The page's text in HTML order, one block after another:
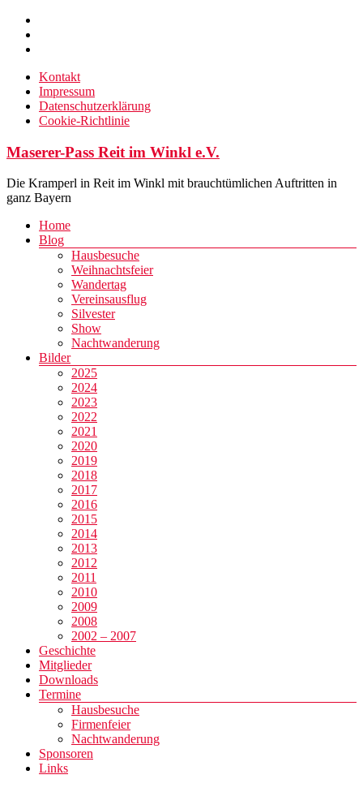
Zum
Inhalt
springen
Kontakt
Impressum
Datenschutzerklärung
Cookie-Richtlinie
Maserer-Pass Reit im Winkl e.V.
Die Kramperl in Reit im Winkl mit brauchtümlichen Auftritten in
ganz Bayern
Menü
Home
Blog
Hausbesuche
Weihnachtsfeier
Wandertag
Vereinsausflug
Silvester
Show
Nachtwanderung
Bilder
2025
2024
2023
2022
2021
2020
2019
2018
2017
2016
2015
2014
2013
2012
2011
2010
2009
2008
2002 – 2007
Geschichte
Mitglieder
Downloads
Termine
Hausbesuche
Firmenfeier
Nachtwanderung
Sponsoren
Links